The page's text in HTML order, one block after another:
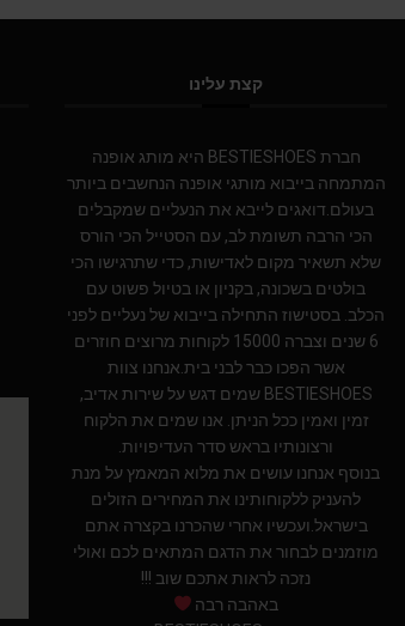
קצת עלינו
חברת BESTIESHOES היא מותג אופנה
המתמחה בייבוא מותגי אופנה הנחשבים ביותר
בעולם.דואגים לייבא את הנעליים שמקבלים
הכי הרבה תשומת לב, עם הסטייל הכי הורס
שלא תשאיר מקום לאדישות, כדי שתרגישו הכי
בולטים בשכונה, בקניון או בטיול פשוט עם
הכלב. בסטישוז התחילה בייבוא של נעליים לפני
6 שנים וצברה 15000 לקוחות מרוצים חוזרים
אשר הפכו כבר לבני בית.אנחנו צוות
BESTIESHOES שמים דגש על שירות אדיב,
זמין ואמין ככל הניתן. אנו שמים את הלקוח
ורצונותיו בראש סדר העדיפויות.
בנוסף אנחנו עושים את מלוא המאמץ על מנת
להעניק ללקוחותינו את המחירים הזולים
בישראל.ועכשיו אחרי שהכרנו בקצרה אתם
מוזמנים לבחור את הדגם המתאים לכם ואולי
נזכה לראות אתכם שוב !!!
באהבה רבה